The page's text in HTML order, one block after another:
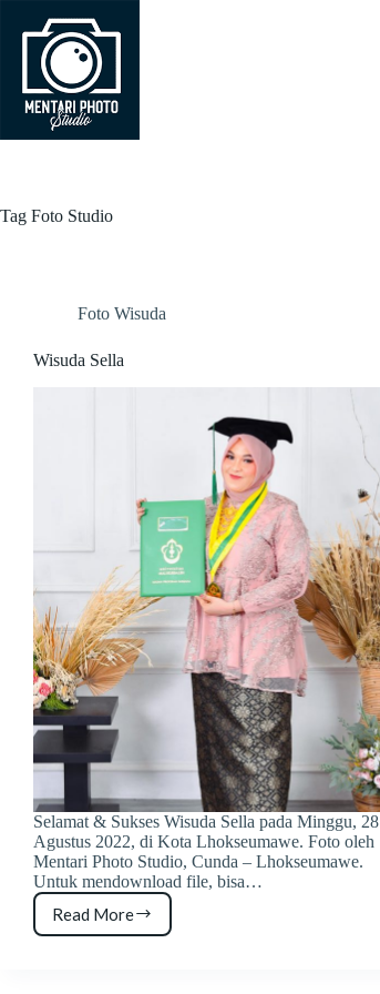
content
Tag Foto Studio
Foto Wisuda
Wisuda Sella
Selamat & Sukses Wisuda Sella pada Minggu, 28
Agustus 2022, di Kota Lhokseumawe. Foto oleh
Mentari Photo Studio, Cunda – Lhokseumawe.
Untuk mendownload file, bisa…
Read More
Wisuda
Sella